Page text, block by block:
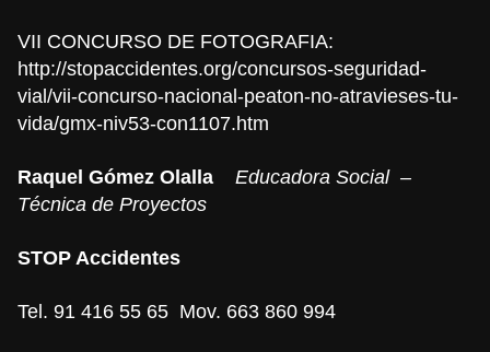
VII CONCURSO DE FOTOGRAFIA:
http://stopaccidentes.org/concursos-seguridad-
vial/vii-concurso-nacional-peaton-no-atravieses-tu-
vida/gmx-niv53-con1107.htm
Raquel Gómez Olalla Educadora Social –
Técnica de Proyectos
STOP Accidentes
Tel. 91 416 55 65 Mov. 663 860 994